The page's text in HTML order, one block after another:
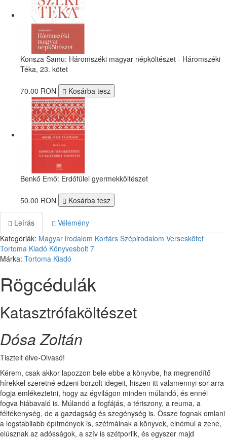
Konsza Samu: Háromszéki magyar népköltészet - Háromszéki
Téka, 23. kötet
70.00 RON Kosárba tesz
Benkő Emő: Erdőfülei gyermekköltészet
50.00 RON Kosárba tesz
Leírás
Vélemény
Kategóriák: Magyar irodalom Kortárs Szépirodalom Verseskötet
Tortoma Kiadó Könyvesbolt 7
Márka: Tortoma Kiadó
Rögcédulák
Katasztrófaköltészet
Dósa Zoltán
Tisztelt élve-Olvasó!
Kérem, csak akkor lapozzon bele ebbe a könyvbe, ha megrendítő
hírekkel szeretné edzeni borzolt idegeit, hiszen itt valamennyi sor arra
fogja emlékeztetni, hogy az égvilágon minden múlandó, és ennél
fogva hiábavaló is. Múlandó a fogfájás, a tériszony, a reuma, a
féltékenység, de a gazdagság és szegénység is. Össze fognak omlani
a legstabilabb építmények is, szétmálnak a könyvek, elnémul a zene,
elúsznak az adósságok, a szív is szétporlik, és egyszer majd